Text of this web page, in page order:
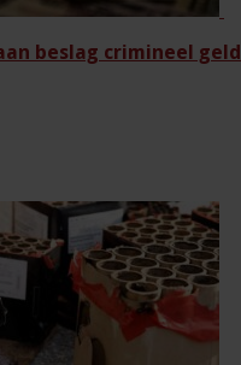
beslag crimineel geld